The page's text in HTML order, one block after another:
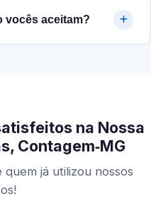
vocês aceitam?
na Nossa
Contagem‑MG
já utilizou nossos